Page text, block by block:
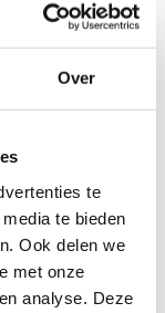
Over
te
te bieden
Ook delen we
met onze
analyse. Deze